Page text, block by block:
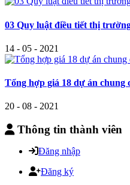
03 Quy luật điều tiết thị
14 - 05 - 2021
Tổng hợp giá 18 dự án chung
20 - 08 - 2021
Thông tin thành viên
Đăng nhập
Đăng ký